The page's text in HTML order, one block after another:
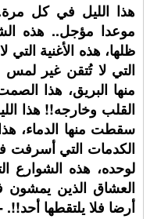
هذا الليل في كل
موعدا مؤجل.. هذه
ظلها، هذه الأغنية التي
التي لا تُتقن غير
منها البريق، هذا
القلب وخارجه!! هذا
سقطت منها الدماء،
الكدمات التي أسرفت
لوحده، هذه الشوارع
العشاق الذين يمشون
أرضا فلا يلتقطها أحد!!.